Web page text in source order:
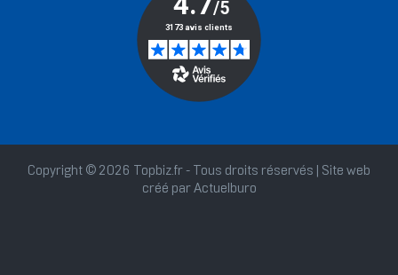
Copyright © 2026 Topbiz.fr - Tous droits réservés | Site web
créé par Actuelburo